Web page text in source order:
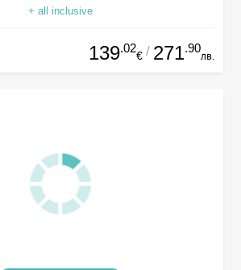
+ all inclusive
139.02
€ / 271.90
лв.